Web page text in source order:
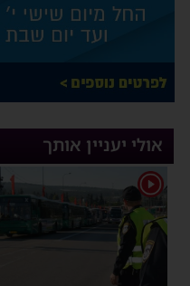
אולי יעניין אותך
1